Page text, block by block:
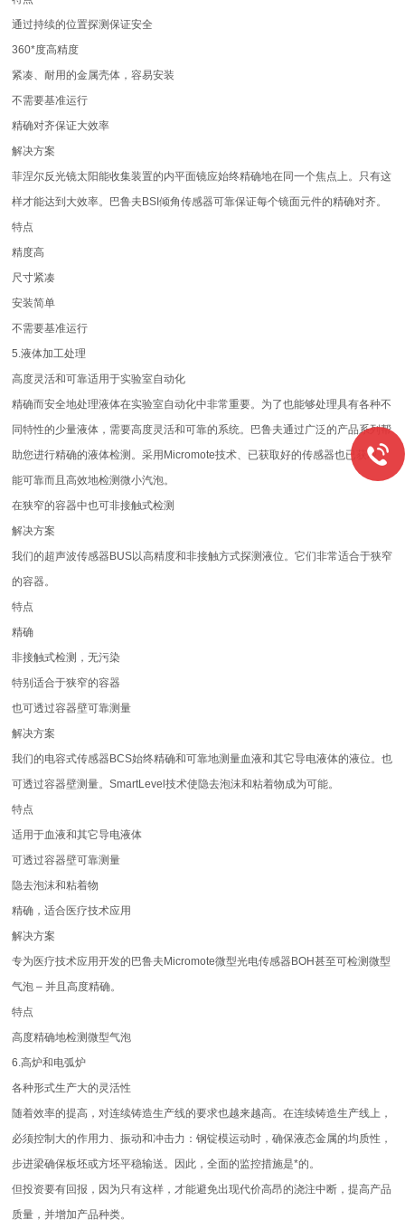
通过持续的位置探测保证安全
360*度高精度
紧凑、耐用的金属壳体，容易安装
不需要基准运行
精确对齐保证大效率
解决方案
菲涅尔反光镜太阳能收集装置的内平面镜应始终精确地在同一个焦点上。只有这
样才能达到大效率。巴鲁夫BSI倾角传感器可靠保证每个镜面元件的精确对齐。
特点
精度高
尺寸紧凑
安装简单
不需要基准运行
5.液体加工处理
高度灵活和可靠适用于实验室自动化
精确而安全地处理液体在实验室自动化中非常重要。为了也能够处理具有各种不
同特性的少量液体，需要高度灵活和可靠的系统。巴鲁夫通过广泛的产品系列帮
助您进行精确的液体检测。采用Micromote技术、已获取好的传感器也已获取，
能可靠而且高效地检测微小汽泡。
在狭窄的容器中也可非接触式检测
解决方案
我们的超声波传感器BUS以高精度和非接触方式探测液位。它们非常适合于狭窄
的容器。
特点
精确
非接触式检测，无污染
特别适合于狭窄的容器
也可透过容器壁可靠测量
解决方案
我们的电容式传感器BCS始终精确和可靠地测量血液和其它导电液体的液位。也
可透过容器壁测量。SmartLevel技术使隐去泡沫和粘着物成为可能。
特点
适用于血液和其它导电液体
可透过容器壁可靠测量
隐去泡沫和粘着物
精确，适合医疗技术应用
解决方案
专为医疗技术应用开发的巴鲁夫Micromote微型光电传感器BOH甚至可检测微型
气泡 – 并且高度精确。
特点
高度精确地检测微型气泡
6.高炉和电弧炉
各种形式生产大的灵活性
随着效率的提高，对连续铸造生产线的要求也越来越高。在连续铸造生产线上，
必须控制大的作用力、振动和冲击力：钢锭模运动时，确保液态金属的均质性，
步进梁确保板坯或方坯平稳输送。因此，全面的监控措施是*的。
但投资要有回报，因为只有这样，才能避免出现代价高昂的浇注中断，提高产品
质量，并增加产品种类。